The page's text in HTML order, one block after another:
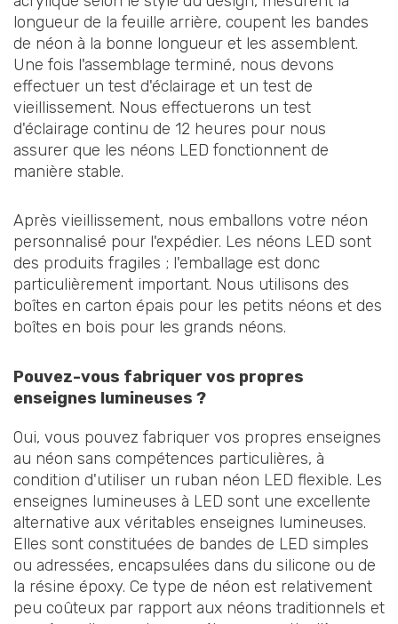
longueur de la feuille arrière, coupent les bandes
de néon à la bonne longueur et les assemblent.
Une fois l'assemblage terminé, nous devons
effectuer un test d'éclairage et un test de
vieillissement. Nous effectuerons un test
d'éclairage continu de 12 heures pour nous
assurer que les néons LED fonctionnent de
manière stable.
Après vieillissement, nous emballons votre néon
personnalisé pour l'expédier. Les néons LED sont
des produits fragiles ; l'emballage est donc
particulièrement important. Nous utilisons des
boîtes en carton épais pour les petits néons et des
boîtes en bois pour les grands néons.
Pouvez-vous fabriquer vos propres
enseignes lumineuses ?
Oui, vous pouvez fabriquer vos propres enseignes
au néon sans compétences particulières, à
condition d'utiliser un ruban néon LED flexible. Les
enseignes lumineuses à LED sont une excellente
alternative aux véritables enseignes lumineuses.
Elles sont constituées de bandes de LED simples
ou adressées, encapsulées dans du silicone ou de
la résine époxy. Ce type de néon est relativement
peu coûteux par rapport aux néons traditionnels et